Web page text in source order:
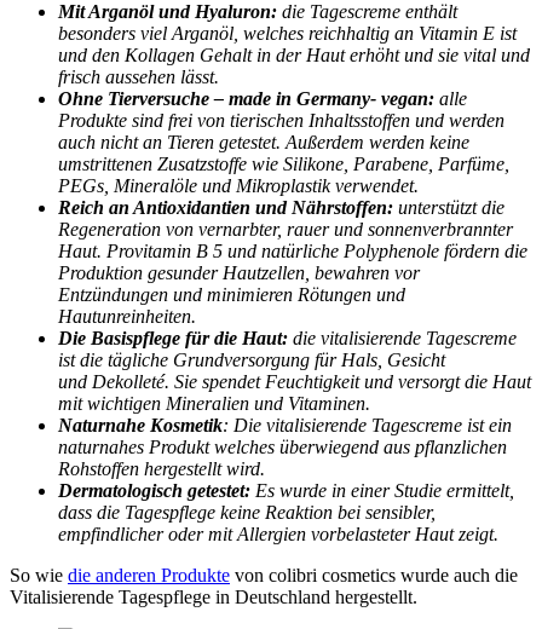
Mit Arganöl und Hyaluron: die Tagescreme enthält
besonders viel Arganöl, welches reichhaltig an Vitamin E ist
und den Kollagen Gehalt in der Haut erhöht und sie vital und
frisch aussehen lässt.
Ohne Tierversuche – made in Germany- vegan: alle
Produkte sind frei von tierischen Inhaltsstoffen und werden
auch nicht an Tieren getestet. Außerdem werden keine
umstrittenen Zusatzstoffe wie Silikone, Parabene, Parfüme,
PEGs, Mineralöle und Mikroplastik verwendet.
Reich an Antioxidantien und Nährstoffen: unterstützt die
Regeneration von vernarbter, rauer und sonnenverbrannter
Haut. Provitamin B 5 und natürliche Polyphenole fördern die
Produktion gesunder Hautzellen, bewahren vor
Entzündungen und minimieren Rötungen und
Hautunreinheiten.
Die Basispflege für die Haut: die vitalisierende Tagescreme
ist die tägliche Grundversorgung für Hals, Gesicht
und Dekolleté. Sie spendet Feuchtigkeit und versorgt die Haut
mit wichtigen Mineralien und Vitaminen.
Naturnahe Kosmetik: Die vitalisierende Tagescreme ist ein
naturnahes Produkt welches überwiegend aus pflanzlichen
Rohstoffen hergestellt wird.
Dermatologisch getestet: Es wurde in einer Studie ermittelt,
dass die Tagespflege keine Reaktion bei sensibler,
empfindlicher oder mit Allergien vorbelasteter Haut zeigt.
So wie die anderen Produkte von colibri cosmetics wurde auch die
Vitalisierende Tagespflege in Deutschland hergestellt.